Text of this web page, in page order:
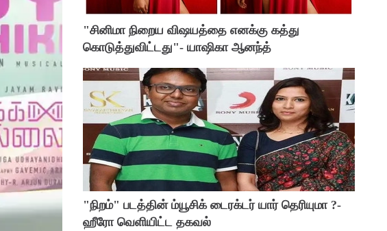
"சினிமா நிறைய விஷயத்தை எனக்கு கத்து
கொடுத்துவிட்டது"- யாஷிகா ஆனந்த்
"நிறம்" படத்தின் ம்யூசிக் டைரக்டர் யார் தெரியுமா ?-
ஹீரோ வெளியிட்ட தகவல்